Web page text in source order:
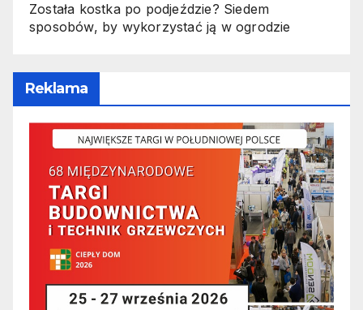
Została kostka po podjeździe? Siedem
sposobów, by wykorzystać ją w ogrodzie
Reklama